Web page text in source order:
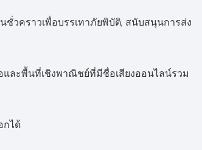
วคราวเพื่อบรรเทาภัยพิบัติ, สนับสนุนการส่ง
ละพื้นที่เชิงพาณิชย์ที่มีชื่อเสียงออนไลน์รวม
กได้